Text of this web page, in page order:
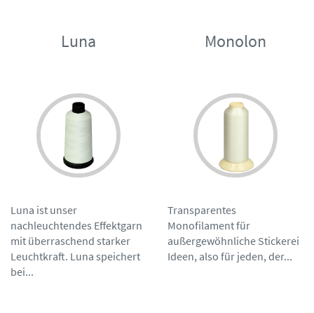
Luna
Luna ist unser
nachleuchtendes Effektgarn
mit überraschend starker
Leuchtkraft. Luna speichert
bei...
Monolon
Transparentes
Monofilament für
außergewöhnliche Stickerei
Ideen, also für jeden, der...